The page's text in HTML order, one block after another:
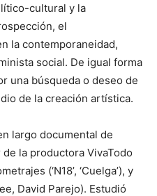
cultural y la
el
la contemporaneidad,
social. De igual forma
una búsqueda o deseo de
de la creación artística.
largo documental de
la productora VivaTodo
(‘N18’, ‘Cuelga’), y
David Parejo). Estudió